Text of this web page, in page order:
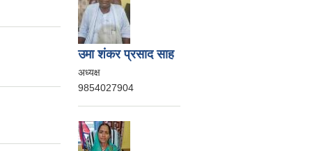
उमा शंकर प्रसाद साह
अध्यक्ष
9854027904